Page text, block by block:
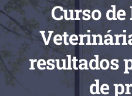
Curso
resultados
de